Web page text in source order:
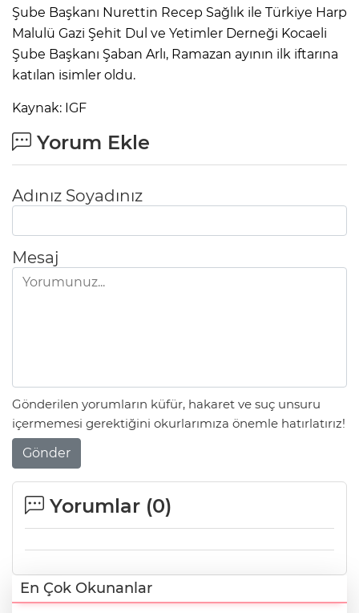
Şube Başkanı Nurettin Recep Sağlık ile Türkiye Harp
Malulü Gazi Şehit Dul ve Yetimler Derneği Kocaeli
Şube Başkanı Şaban Arlı, Ramazan ayının ilk iftarına
katılan isimler oldu.
Kaynak: IGF
Yorum Ekle
Adınız Soyadınız
Mesaj
Gönderilen yorumların küfür, hakaret ve suç unsuru
içermemesi gerektiğini okurlarımıza önemle hatırlatırız!
Gönder
Yorumlar (0)
En Çok Okunanlar